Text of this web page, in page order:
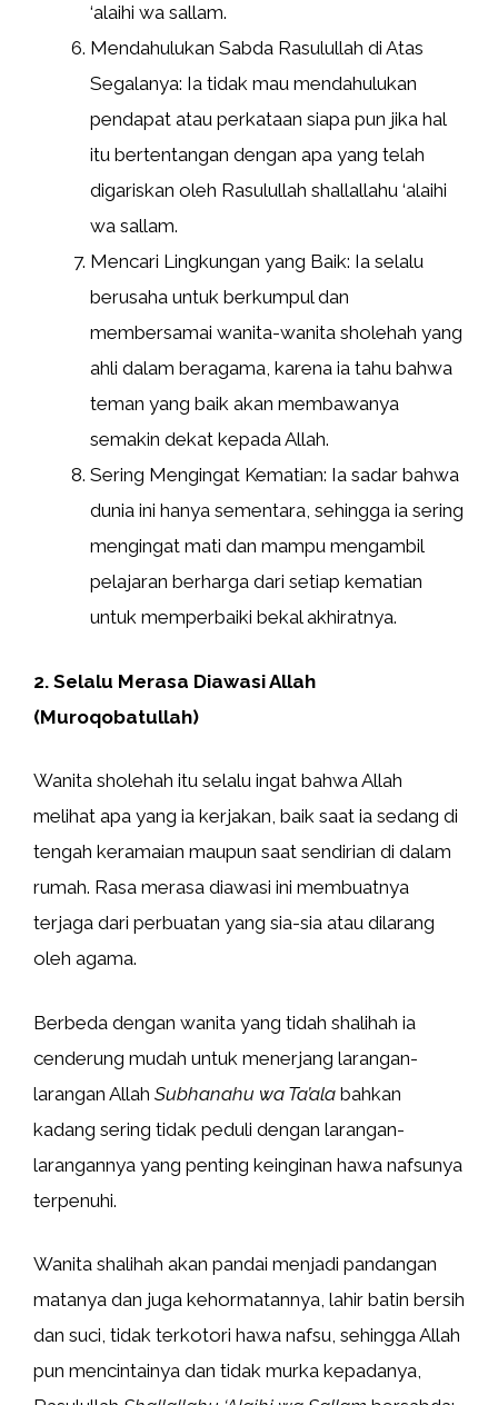
‘alaihi wa sallam.
Mendahulukan Sabda Rasulullah di Atas
Segalanya: Ia tidak mau mendahulukan
pendapat atau perkataan siapa pun jika hal
itu bertentangan dengan apa yang telah
digariskan oleh Rasulullah shallallahu ‘alaihi
wa sallam.
Mencari Lingkungan yang Baik: Ia selalu
berusaha untuk berkumpul dan
membersamai wanita-wanita sholehah yang
ahli dalam beragama, karena ia tahu bahwa
teman yang baik akan membawanya
semakin dekat kepada Allah.
Sering Mengingat Kematian: Ia sadar bahwa
dunia ini hanya sementara, sehingga ia sering
mengingat mati dan mampu mengambil
pelajaran berharga dari setiap kematian
untuk memperbaiki bekal akhiratnya.
2. Selalu Merasa Diawasi Allah
(Muroqobatullah)
Wanita sholehah itu selalu ingat bahwa Allah
melihat apa yang ia kerjakan, baik saat ia sedang di
tengah keramaian maupun saat sendirian di dalam
rumah. Rasa merasa diawasi ini membuatnya
terjaga dari perbuatan yang sia-sia atau dilarang
oleh agama.
Berbeda dengan wanita yang tidah shalihah ia
cenderung mudah untuk menerjang larangan-
larangan Allah Subhanahu wa Ta’ala bahkan
kadang sering tidak peduli dengan larangan-
larangannya yang penting keinginan hawa nafsunya
terpenuhi.
Wanita shalihah akan pandai menjadi pandangan
matanya dan juga kehormatannya, lahir batin bersih
dan suci, tidak terkotori hawa nafsu, sehingga Allah
pun mencintainya dan tidak murka kepadanya,